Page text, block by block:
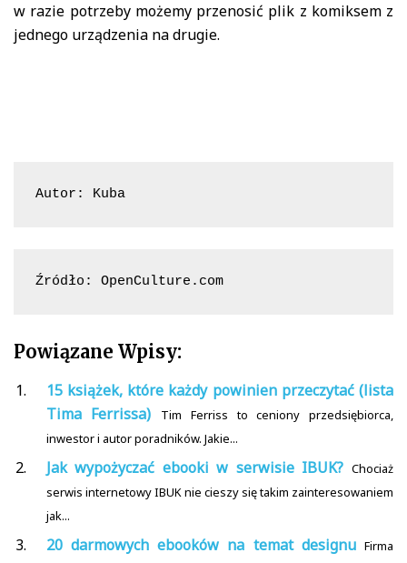
w razie potrzeby możemy przenosić plik z komiksem z
jednego urządzenia na drugie.
Autor: Kuba
Źródło: OpenCulture.com
Powiązane Wpisy:
15 książek, które każdy powinien przeczytać (lista
Tima Ferrissa)
Tim Ferriss to ceniony przedsiębiorca,
inwestor i autor poradników. Jakie...
Jak wypożyczać ebooki w serwisie IBUK? Chociaż
serwis internetowy IBUK nie cieszy się takim zainteresowaniem
jak...
20 darmowych ebooków na temat designu Firma